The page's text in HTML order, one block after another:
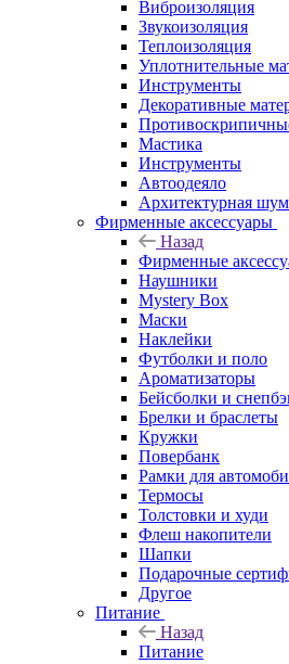
Виброизоляция
Звукоизоляция
Теплоизоляция
Уплотнительные
Инструменты
Декоративные
Мастика
Инструменты
Автоодеяло
Архитектурная
Фирменные аксессуары
Назад
Фирменные
Наушники
Mystery Box
Маски
Наклейки
Футболки и поло
Ароматизаторы
Бейсболки и
Брелки и браслеты
Кружки
Повербанк
Рамки для
Термосы
Толстовки и худи
Флеш накопители
Шапки
Подарочные
Другое
Питание
Назад
Питание